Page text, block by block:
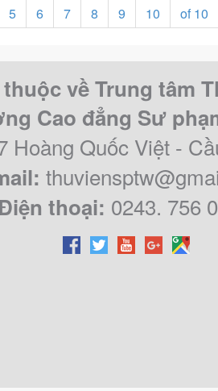
5 6 7 8 9 10 of 10
về Trung tâm
Cao đẳng Sư
Hoàng Quốc Việt -
thoại: 0243. 756